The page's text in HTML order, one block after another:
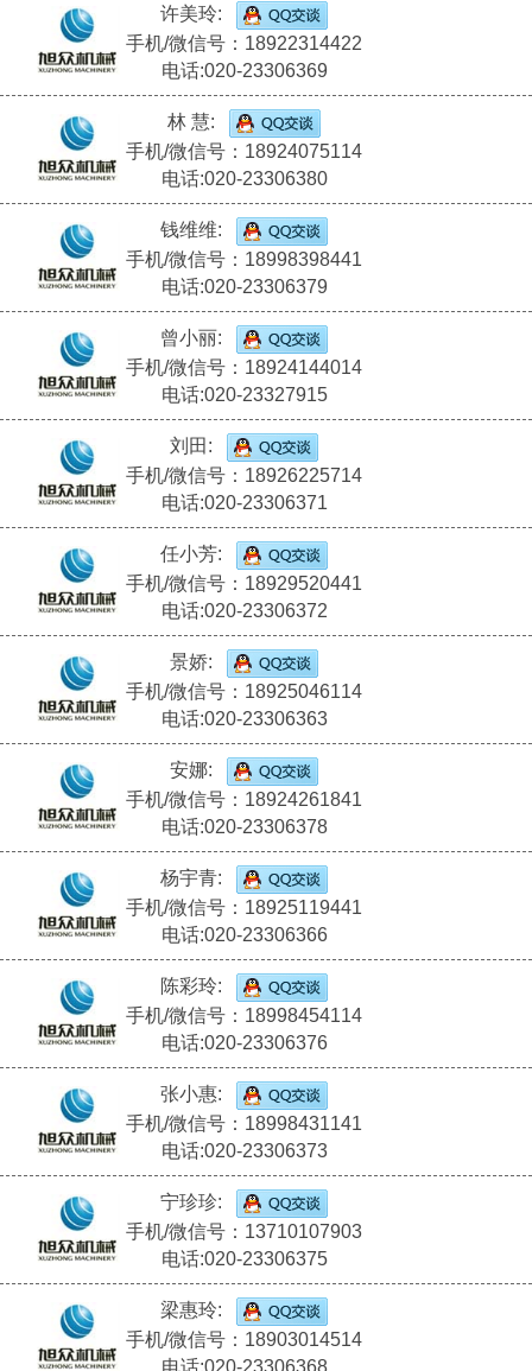
许美玲:
手机/微信号：18922314422
电话:020-23306369
林 慧:
手机/微信号：18924075114
电话:020-23306380
钱维维:
手机/微信号：18998398441
电话:020-23306379
曾小丽:
手机/微信号：18924144014
电话:020-23327915
刘田:
手机/微信号：18926225714
电话:020-23306371
任小芳:
手机/微信号：18929520441
电话:020-23306372
景娇:
手机/微信号：18925046114
电话:020-23306363
安娜:
手机/微信号：18924261841
电话:020-23306378
杨宇青:
手机/微信号：18925119441
电话:020-23306366
陈彩玲:
手机/微信号：18998454114
电话:020-23306376
张小惠:
手机/微信号：18998431141
电话:020-23306373
宁珍珍:
手机/微信号：13710107903
电话:020-23306375
梁惠玲:
手机/微信号：18903014514
电话:020-23306368